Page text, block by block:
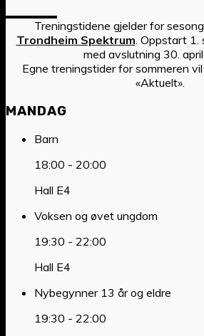
Treningstidene gjelder for
Trondheim Spektrum. Oppstart 1.
med avslutning 30.
Egne treningstider for sommeren
«Aktuelt».
MANDAG
Barn
18:00 - 20:00
Hall E4
Voksen og øvet ungdom
19:30 - 22:00
Hall E4
Nybegynner 13 år og eldre
19:30 - 22:00